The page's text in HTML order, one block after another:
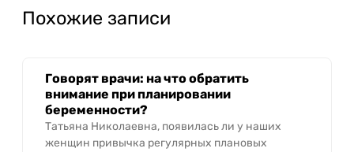
Похожие записи
Говорят врачи: на что обратить
внимание при планировании
беременности?
Татьяна Николаевна, появилась ли у наших
женщин привычка регулярных плановых